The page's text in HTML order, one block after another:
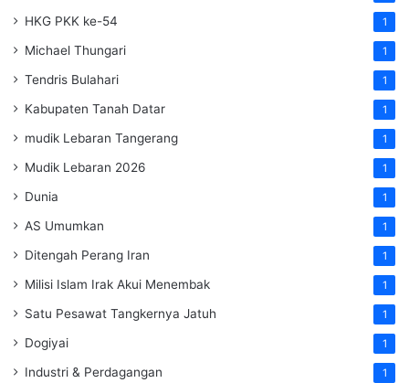
HKG PKK ke-54 1
Michael Thungari 1
Tendris Bulahari 1
Kabupaten Tanah Datar 1
mudik Lebaran Tangerang 1
Mudik Lebaran 2026 1
Dunia 1
AS Umumkan 1
Ditengah Perang Iran 1
Milisi Islam Irak Akui Menembak 1
Satu Pesawat Tangkernya Jatuh 1
Dogiyai 1
Industri & Perdagangan 1